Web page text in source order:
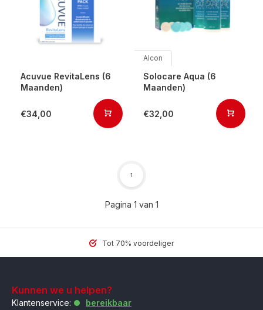
Acuvue RevitaLens (6
Maanden)
€34,00
Alcon
Solocare Aqua (6
Maanden)
€32,00
Pagina 1 van 1
1
Tot 70% voordeliger
Kunnen we u helpen?
Klantenservice:
bereikbaar